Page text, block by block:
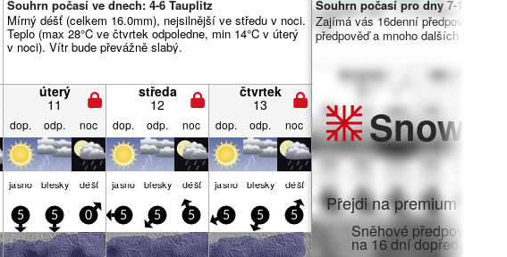
Souhrn počasí ve dnech: 4-6 Tauplitz
Mírný déšť (celkem 16.0mm), nejsilnější ve středu v noci.
Teplo (max 28°C ve čtvrtek odpoledne, min 14°C v úterý
v noci). Vítr bude převážně slabý.
úterý
11
středa
12
čtvrtek
13
dop. odp. noc dop. odp. noc dop. odp. noc
jasno blesky déšť jasno blesky déšť jasno blesky déšť
5 5 0 5 5 5 5 5 5
Souhrn počasí pro dny 7-16:
Zajímá vás 16denní předpověď?
předpověď a mnoho dalších funkcí
Snow
Přejdi na premium a
Sněhové předpovědi
na 16 dní dopředu